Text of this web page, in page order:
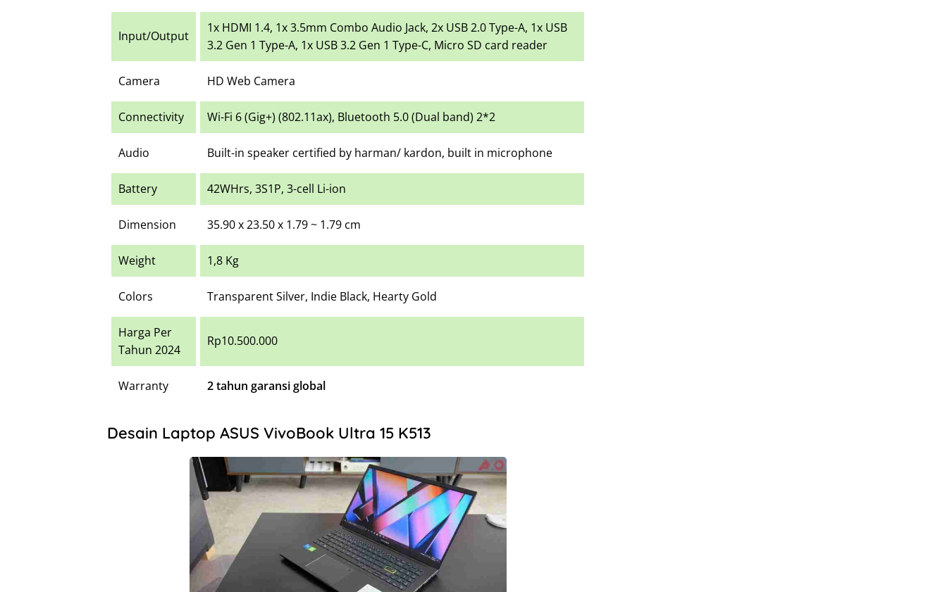
Input/Output
1x HDMI 1.4, 1x 3.5mm Combo Audio Jack, 2x USB 2.0 Type-A, 1x USB
3.2 Gen 1 Type-A, 1x USB 3.2 Gen 1 Type-C, Micro SD card reader
Camera HD Web Camera
Connectivity Wi-Fi 6 (Gig+) (802.11ax), Bluetooth 5.0 (Dual band) 2*2
Audio Built-in speaker certified by harman/ kardon, built in microphone
Battery 42WHrs, 3S1P, 3-cell Li-ion
Dimension 35.90 x 23.50 x 1.79 ~ 1.79 cm
Weight 1,8 Kg
Colors Transparent Silver, Indie Black, Hearty Gold
Harga Per
Tahun 2024
Rp10.500.000
Warranty 2 tahun garansi global
Desain Laptop ASUS VivoBook Ultra 15 K513